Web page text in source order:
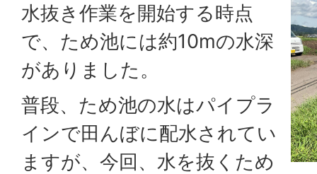
水抜き作業を開始する時点
で、ため池には約10mの水深
がありました。
普段、ため池の水はパイプラ
インで田んぼに配水されてい
ますが、今回、水を抜くため